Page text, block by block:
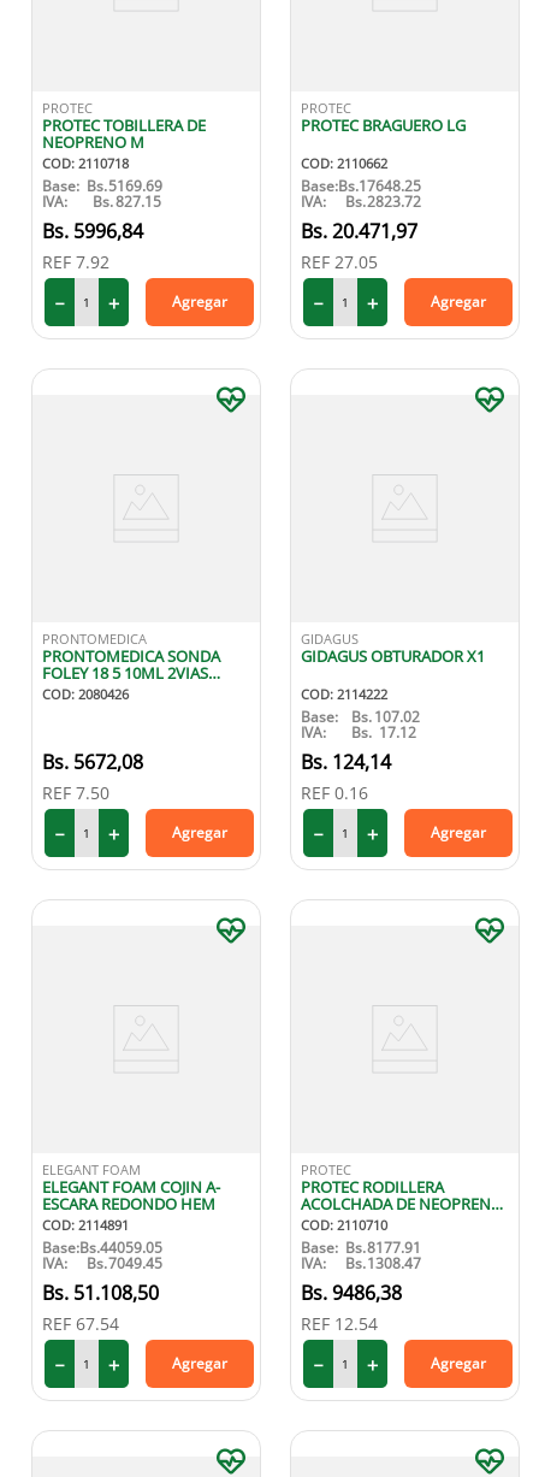
PROTEC
PROTEC TOBILLERA DE
NEOPRENO M
COD: 2110718
Base: Bs.5169.69
IVA: Bs.827.15
5996,84
REF 7.92
＋
－ Agregar
PROTEC
PROTEC BRAGUERO LG
COD: 2110662
Base:Bs.17648.25
IVA: Bs.2823.72
20.471,97
REF 27.05
＋
－ Agregar
PRONTOMEDICA
PRONTOMEDICA SONDA
FOLEY 18 5 10ML 2VIAS
SILICON
COD: 2080426
5672,08
REF 7.50
＋
－ Agregar
GIDAGUS
GIDAGUS OBTURADOR X1
COD: 2114222
Base: Bs. 107.02
IVA: Bs. 17.12
124,14
REF 0.16
＋
－ Agregar
ELEGANT FOAM
ELEGANT FOAM COJIN A-
ESCARA REDONDO HEM
COD: 2114891
Base:Bs.44059.05
IVA: Bs.7049.45
51.108,50
REF 67.54
＋
－ Agregar
PROTEC
PROTEC RODILLERA
ACOLCHADA DE NEOPRENO
M
COD: 2110710
Base: Bs.8177.91
IVA: Bs.1308.47
9486,38
REF 12.54
＋
－ Agregar